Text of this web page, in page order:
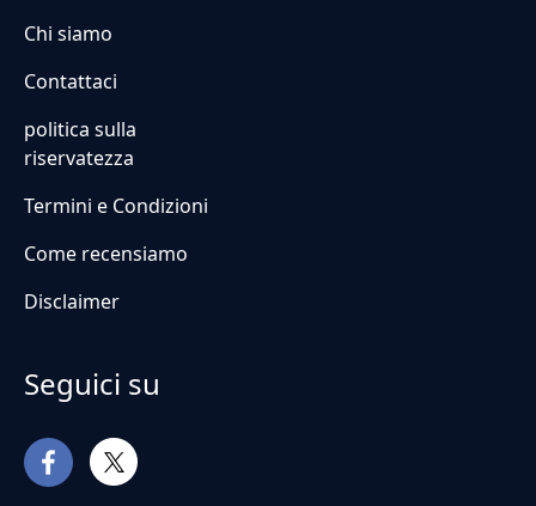
Chi siamo
Contattaci
politica sulla
riservatezza
Termini e Condizioni
Come recensiamo
Disclaimer
Seguici su